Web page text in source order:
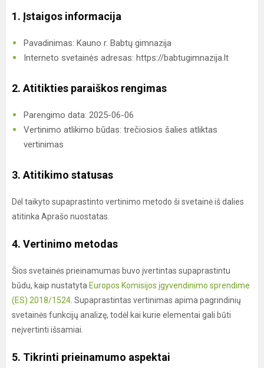
1. Įstaigos informacija
Pavadinimas: Kauno r. Babtų gimnazija
Interneto svetainės adresas: https://babtugimnazija.lt
2. Atitikties paraiškos rengimas
Parengimo data: 2025-06-06
Vertinimo atlikimo būdas: trečiosios šalies atliktas
vertinimas
3. Atitikimo statusas
Dėl taikyto supaprastinto vertinimo metodo ši svetainė iš dalies
atitinka Aprašo nuostatas.
4. Vertinimo metodas
Šios svetainės prieinamumas buvo įvertintas supaprastintu
būdu, kaip nustatyta Europos Komisijos įgyvendinimo sprendime
(ES) 2018/1524 . Supaprastintas vertinimas apima pagrindinių
svetainės funkcijų analizę, todėl kai kurie elementai gali būti
neįvertinti išsamiai.
5. Tikrinti prieinamumo aspektai